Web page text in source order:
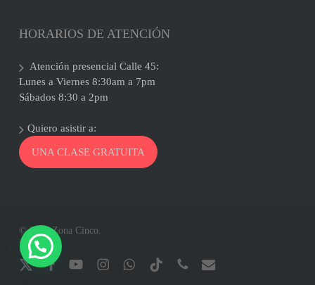
HORARIOS DE ATENCIÓN
Atención presencial Calle 45:
Lunes a Viernes 8:30am a 7pm
Sábados 8:30 a 2pm
Quiero asistir a:
UNA CLASE GRATUITA
© 2026 Zona Cinco.
x-
facebookyoutubeinstagramwhatsapptiktok phone email